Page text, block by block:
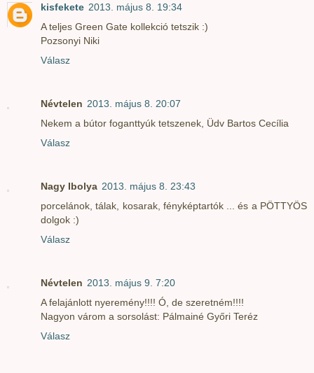
kisfekete 2013. május 8. 19:34
A teljes Green Gate kollekció tetszik :)
Pozsonyi Niki
Válasz
Névtelen 2013. május 8. 20:07
Nekem a bútor foganttyúk tetszenek, Üdv Bartos Cecília
Válasz
Nagy Ibolya 2013. május 8. 23:43
porcelánok, tálak, kosarak, fényképtartók ... és a PÖTTYÖS
dolgok :)
Válasz
Névtelen 2013. május 9. 7:20
A felajánlott nyeremény!!!! Ó, de szeretném!!!!
Nagyon várom a sorsolást: Pálmainé Győri Teréz
Válasz